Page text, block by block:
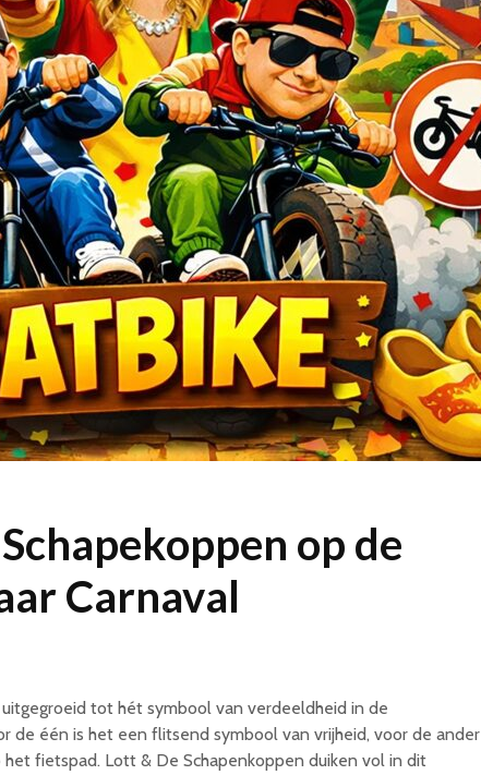
op de
Carnaval
tot hét symbool van verdeeldheid in de
de één is het een flitsend symbool van vrijheid, voor de ander
fietspad. Lott & De Schapenkoppen duiken vol in dit